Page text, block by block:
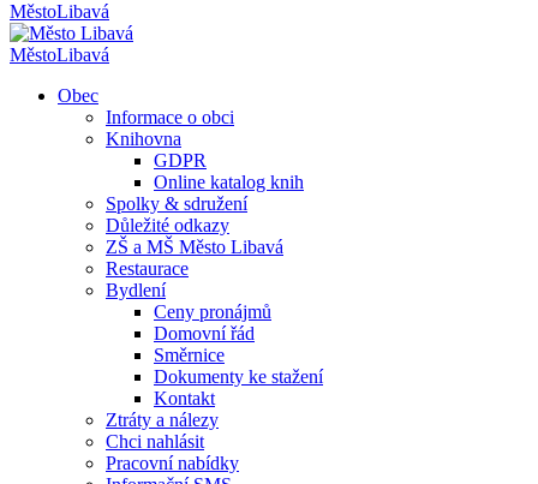
MěstoLibavá
MěstoLibavá
Obec
Informace o obci
Knihovna
GDPR
Online katalog knih
Spolky & sdružení
Důležité odkazy
ZŠ a MŠ Město Libavá
Restaurace
Bydlení
Ceny pronájmů
Domovní řád
Směrnice
Dokumenty ke stažení
Kontakt
Ztráty a nálezy
Chci nahlásit
Pracovní nabídky